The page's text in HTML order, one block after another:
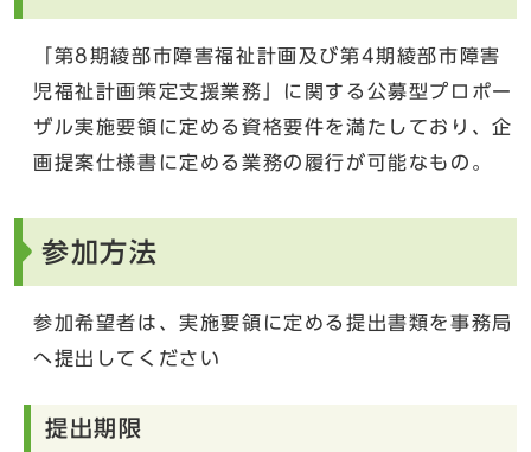
「第8期綾部市障害福祉計画及び第4期綾部市障害
児福祉計画策定支援業務」に関する公募型プロポー
ザル実施要領に定める資格要件を満たしており、企
画提案仕様書に定める業務の履行が可能なもの。
参加方法
参加希望者は、実施要領に定める提出書類を事務局
へ提出してください
提出期限